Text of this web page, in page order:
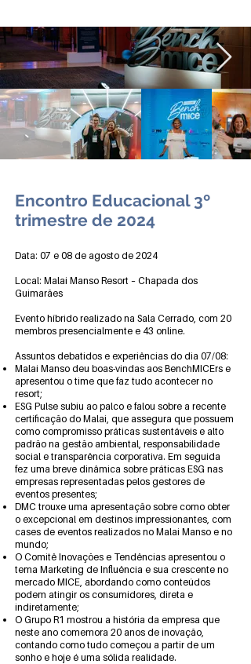
Encontro Educacional 3º
trimestre de 2024
Data: 07 e 08 de agosto de 2024
Local: Malai Manso Resort – Chapada dos
Guimarães
Evento híbrido realizado na Sala Cerrado, com 20
membros presencialmente e 43 online.
Assuntos debatidos e experiências do dia 07/08:
Malai Manso deu boas-vindas aos BenchMICErs e
apresentou o time que faz tudo acontecer no
resort;
ESG Pulse subiu ao palco e falou sobre a recente
certificação do Malai, que assegura que possuem
como compromisso práticas sustentáveis e alto
padrão na gestão ambiental, responsabilidade
social e transparência corporativa. Em seguida
fez uma breve dinâmica sobre práticas ESG nas
empresas representadas pelos gestores de
eventos presentes;
DMC trouxe uma apresentação sobre como obter
o excepcional em destinos impressionantes, com
cases de eventos realizados no Malai Manso e no
mundo;
O Comitê Inovações e Tendências apresentou o
tema Marketing de Influência e sua crescente no
mercado MICE, abordando como conteúdos
podem atingir os consumidores, direta e
indiretamente;
O Grupo R1 mostrou a história da empresa que
neste ano comemora 20 anos de inovação,
contando como tudo começou a partir de um
sonho e hoje é uma sólida realidade.